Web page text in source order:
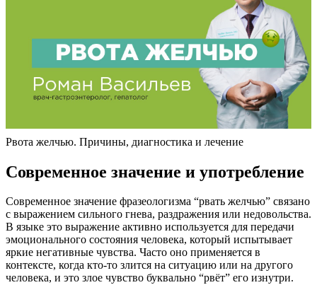
Рвота желчью. Причины, диагностика и лечение
Современное значение и употребление
Современное значение фразеологизма “рвать желчью” связано
с выражением сильного гнева, раздражения или недовольства.
В языке это выражение активно используется для передачи
эмоционального состояния человека, который испытывает
яркие негативные чувства. Часто оно применяется в
контексте, когда кто-то злится на ситуацию или на другого
человека, и это злое чувство буквально “рвёт” его изнутри.